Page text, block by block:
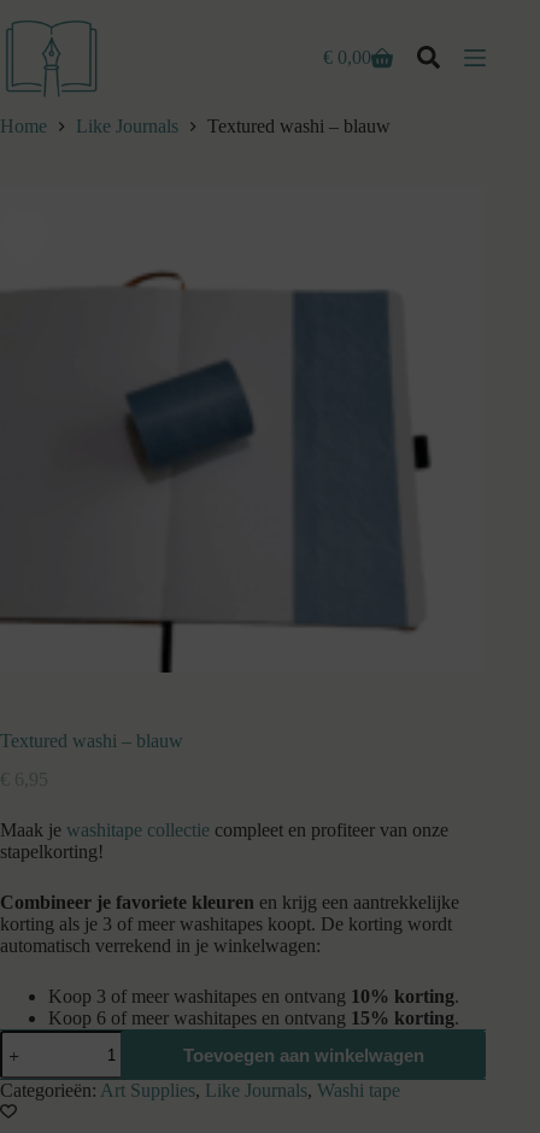
naar
inhoud
Winkelwagen
€ 0,00
Home Like Journals Textured washi – blauw
Textured washi – blauw
€ 6,95
Maak je washitape collectie compleet en profiteer van onze
stapelkorting!
Combineer je favoriete kleuren en krijg een aantrekkelijke
korting als je 3 of meer washitapes koopt. De korting wordt
automatisch verrekend in je winkelwagen:
Koop 3 of meer washitapes en ontvang 10% korting.
Koop 6 of meer washitapes en ontvang 15% korting.
Textured
washi
-
blauw
aantal
Toevoegen aan winkelwagen
Categorieën: Art Supplies, Like Journals, Washi tape